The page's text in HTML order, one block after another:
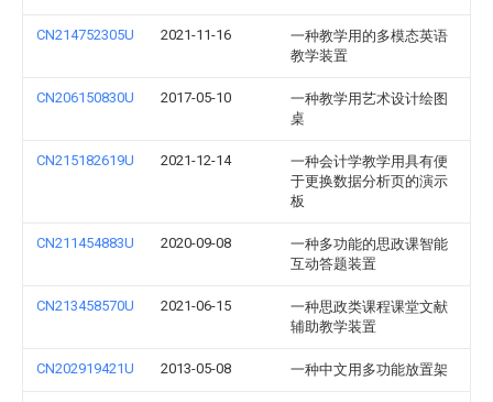
CN214752305U 2021-11-16
一种教学用的多模态英语
教学装置
CN206150830U 2017-05-10
一种教学用艺术设计绘图
桌
CN215182619U 2021-12-14
一种会计学教学用具有便
于更换数据分析页的演示
板
CN211454883U 2020-09-08
一种多功能的思政课智能
互动答题装置
CN213458570U 2021-06-15
一种思政类课程课堂文献
辅助教学装置
CN202919421U 2013-05-08 一种中文用多功能放置架